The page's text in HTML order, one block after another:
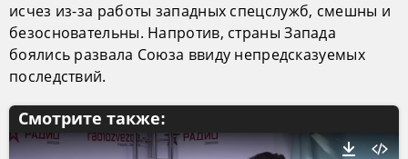
исчез из-за работы западных спецслужб, смешны и
безосновательны. Напротив, страны Запада
боялись развала Союза ввиду непредсказуемых
последствий.
Смотрите также: